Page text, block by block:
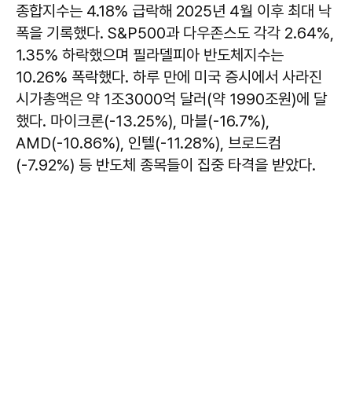
종합지수는 4.18% 급락해 2025년 4월 이후 최대 낙
폭을 기록했다. S&P500과 다우존스도 각각 2.64%,
1.35% 하락했으며 필라델피아 반도체지수는
10.26% 폭락했다. 하루 만에 미국 증시에서 사라진
시가총액은 약 1조3000억 달러(약 1990조원)에 달
했다. 마이크론(-13.25%), 마블(-16.7%),
AMD(-10.86%), 인텔(-11.28%), 브로드컴
(-7.92%) 등 반도체 종목들이 집중 타격을 받았다.